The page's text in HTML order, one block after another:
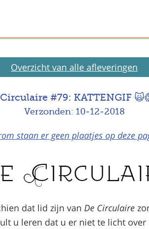
Overzicht van alle afleveringen
#79: KATTENGIF
Verzonden: 10-12-2018
staan er geen plaatjes op deze
dat lid zijn van De Circulaire
u leren dat u er niet te licht